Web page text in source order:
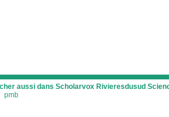
aussi dans Scholarvox Rivieresdusud
pmb